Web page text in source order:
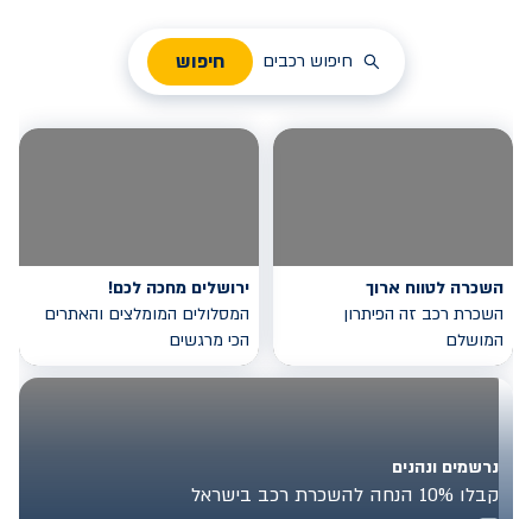
חיפוש רכבים חיפוש
השכרה לטווח ארוך
השכרת רכב זה הפיתרון
המושלם
ירושלים מחכה לכם!
המסלולים המומלצים והאתרים
הכי מרגשים
נרשמים ונהנים
קבלו 10% הנחה להשכרת רכב בישראל